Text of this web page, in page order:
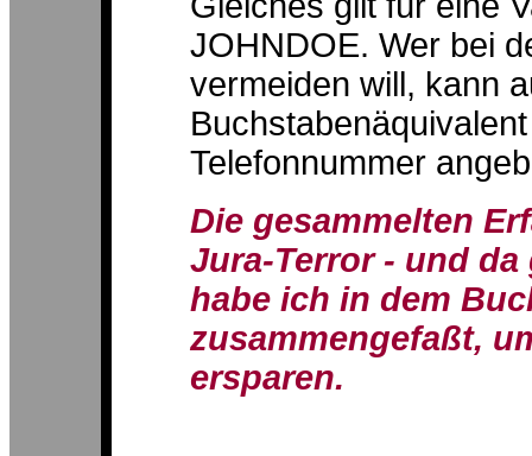
JOHNDOE. Wer bei
vermeiden will, kann
Telefonnummer
Die gesammelten
Jura-Terror - und
habe ich in dem
zusammengefaßt,
ersparen.